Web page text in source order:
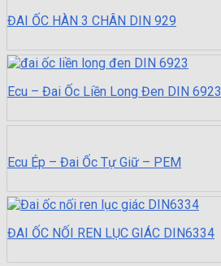
ĐAI ỐC HÀN 3 CHÂN DIN 929
Ecu – Đai Ốc Liền Long Đen DIN 6923
Ecu Ép – Đai Ốc Tự Giữ – PEM
ĐAI ỐC NỐI REN LỤC GIÁC DIN6334